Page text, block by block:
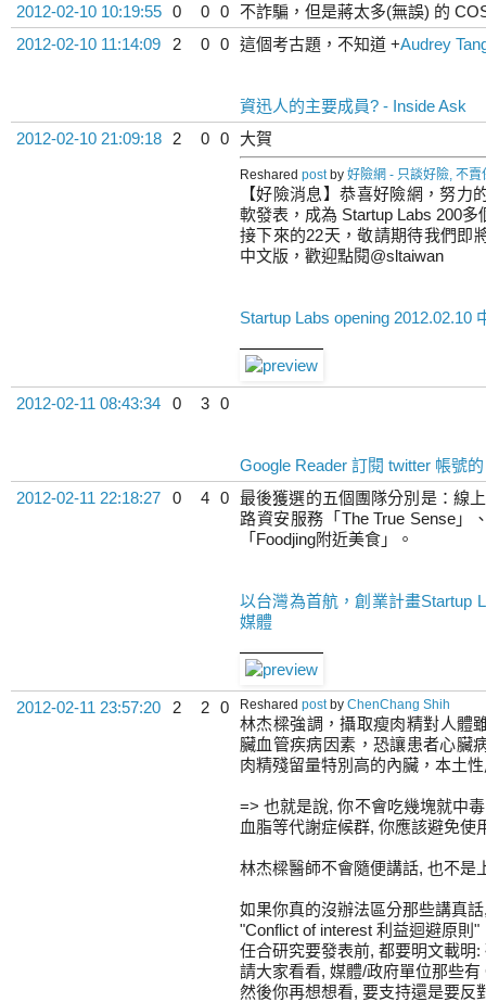
2012-02-10 10:19:55 0 0 0 不詐騙，但是蔣太多(無誤) 的
2012-02-10 11:14:09
2 0 0 這個考古題，不知道 +Audrey
資迅人的主要成員? - Inside Ask
2012-02-10 21:09:18
2 0 0 大賀
Reshared postby 好險網 - 只談好險, 不賣
【好險消息】恭喜好險網，努
軟發表，成為 Startup Labs 200
接下來的22天，敬請期待我們即
中文版，歡迎點閱@sltaiwan
Startup Labs opening 2012.02.10
2012-02-11 08:43:34 0 3 0
Google Reader 訂閱 twitter 帳號
2012-02-11 22:18:27
0 4 0 最後獲選的五個團隊分別是：線
路資安服務「The True Sense」
「Foodjing附近美食」。
以台灣為首航，創業計畫Startup
媒體
2012-02-11 23:57:20 2 2 0 Reshared postby ChenChang Shih
林杰樑強調，攝取瘦肉精對人體
臟血管疾病因素，恐讓患者心臟
肉精殘留量特別高的內臟，本土
=> 也就是說, 你不會吃幾塊就中
血脂等代謝症候群, 你應該避免使
林杰樑醫師不會隨便講話, 也不是
如果你真的沒辦法區分那些講真
"Conflict of interest 利益迴避原則"
任合研究要發表前, 都要明文載明
請大家看看, 媒體/政府單位那些
然後你再想想看, 要支持還是要反